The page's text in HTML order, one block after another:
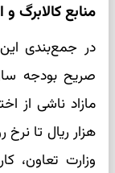
منابع کالابرگ
در جمع‌بندی
هزار ریال تا
وزارت تعاون،